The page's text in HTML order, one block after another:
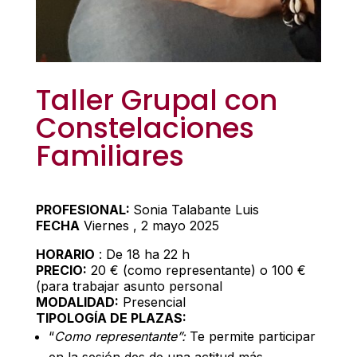
Taller Grupal con
Constelaciones
Familiares
PROFESIONAL: Sonia Talabante Luis
FECHA Viernes , 2 mayo 2025
HORARIO : De 18 ha 22 h
PRECIO: 20 € (como representante) o 100 €
(para trabajar asunto personal
MODALIDAD: Presencial
TIPOLOGÍA DE PLAZAS:
“Como representante”: Te permite participar